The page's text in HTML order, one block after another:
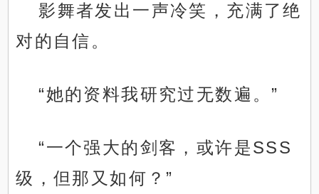
影舞者发出一声冷笑，充满了绝
对的自信。
“她的资料我研究过无数遍。”
“一个强大的剑客，或许是SSS
级，但那又如何？”